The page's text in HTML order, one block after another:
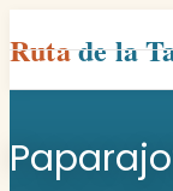
Rutade la
Inicio
Poblaciones